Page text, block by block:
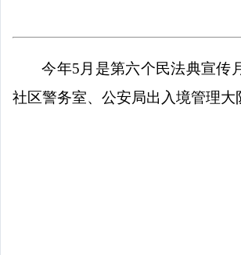
今年5月是第六个民法典宣传
社区警务室、公安局出入境管理